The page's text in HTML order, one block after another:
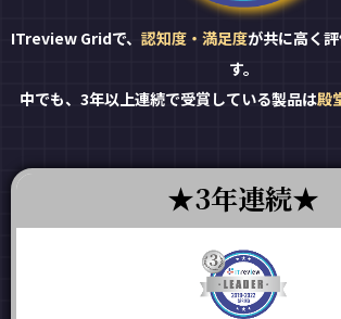
ITreview Gridで、 認知度・満足度が共に高く
す。
中でも、3年以上連続で受賞している製品は殿
3年連続